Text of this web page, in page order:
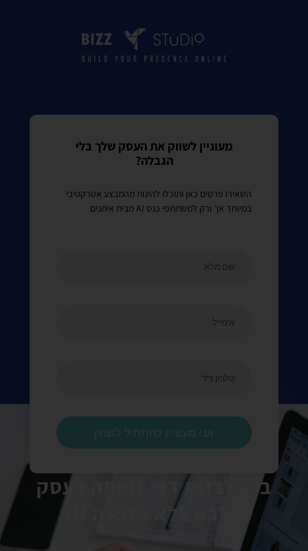
מעוניין לשווק את העסק שלך בלי
הגבלה?
השאירו פרטים כאן ותוכלו להינות מהמבצע אטרקטיבי
במיוחד אך ורק למשתתפי כנס AI מבית איתנים
אני מעוניין להתחיל לשווק
בוא לבנות דפי נחיתה לעסק
שלכם ללא הגבלה !!!